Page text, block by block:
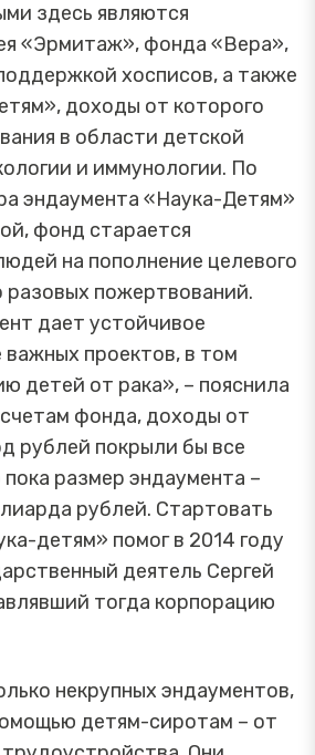
здесь являются
«Эрмитаж», фонда «Вера»,
хосписов, а также
доходы от которого
в области детской
и иммунологии. По
эндаумента «Наука-Детям»
фонд старается
на пополнение целевого
разовых пожертвований.
дает устойчивое
проектов, в том
детей от рака», – пояснила
фонда, доходы от
рублей покрыли бы все
размер эндаумента –
рублей. Стартовать
детям» помог в 2014 году
деятель Сергей
тогда корпорацию
некрупных эндаументов,
детям-сиротам – от